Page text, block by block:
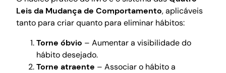
Leis da Mudança de Comportamento, aplicáveis
tanto para criar quanto para eliminar hábitos:
Torne óbvio – Aumentar a visibilidade do
hábito desejado.
Torne atraente – Associar o hábito a